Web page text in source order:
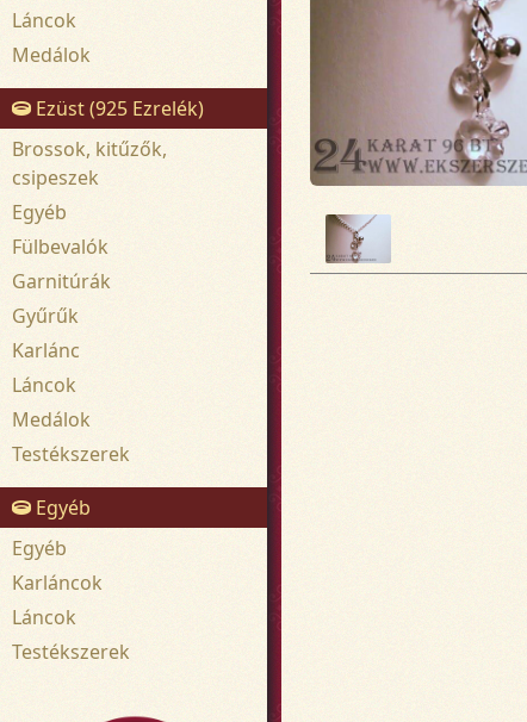
Láncok
Medálok
Ezüst (925 Ezrelék)
Brossok, kitűzők,
csipeszek
Egyéb
Fülbevalók
Garnitúrák
Gyűrűk
Karlánc
Láncok
Medálok
Testékszerek
Egyéb
Egyéb
Karláncok
Láncok
Testékszerek